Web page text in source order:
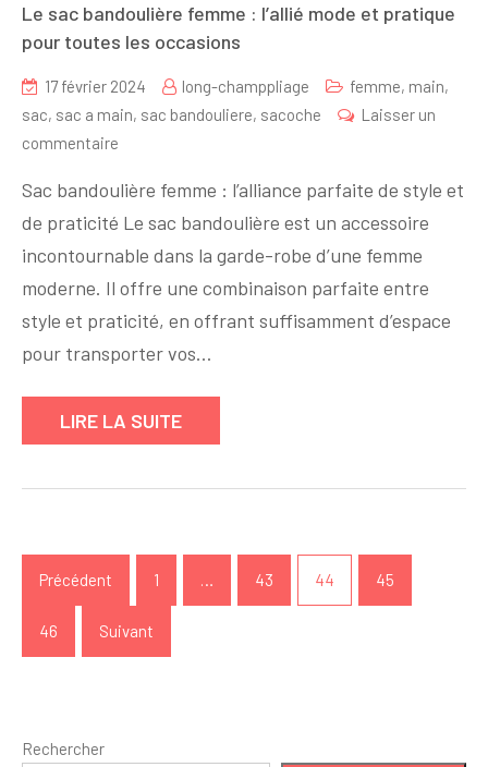
Le sac bandoulière femme : l’allié mode et pratique
pour toutes les occasions
17 février 2024 long-champpliage femme, main,
sac, sac a main, sac bandouliere, sacoche
Laisser un
commentaire
sac
bandoulière
femme
:
l’allié
pratique
pour
Sac bandoulière femme : l’alliance parfaite de style et
de praticité Le sac bandoulière est un accessoire
incontournable dans la garde-robe d’une femme
moderne. Il offre une combinaison parfaite entre
style et praticité, en offrant suffisamment d’espace
pour transporter vos…
LIRE LA SUITE
des
articles
Précédent 1 … 43 44 45
46 Suivant
Rechercher